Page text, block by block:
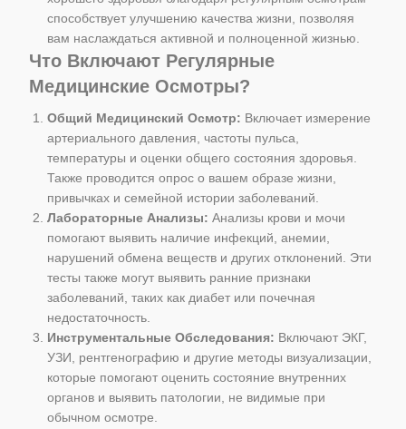
способствует улучшению качества жизни, позволяя
вам наслаждаться активной и полноценной жизнью.
Что Включают Регулярные
Медицинские Осмотры?
Общий Медицинский Осмотр: Включает измерение
артериального давления, частоты пульса,
температуры и оценки общего состояния здоровья.
Также проводится опрос о вашем образе жизни,
привычках и семейной истории заболеваний.
Лабораторные Анализы: Анализы крови и мочи
помогают выявить наличие инфекций, анемии,
нарушений обмена веществ и других отклонений. Эти
тесты также могут выявить ранние признаки
заболеваний, таких как диабет или почечная
недостаточность.
Инструментальные Обследования: Включают ЭКГ,
УЗИ, рентгенографию и другие методы визуализации,
которые помогают оценить состояние внутренних
органов и выявить патологии, не видимые при
обычном осмотре.